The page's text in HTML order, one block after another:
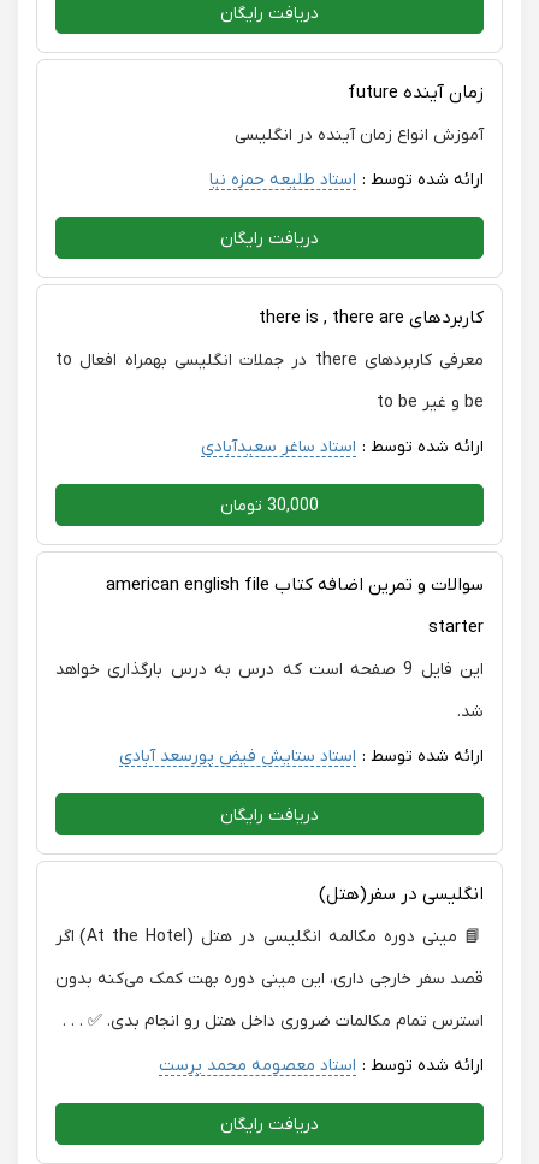
دریافت رایگان
زمان آینده future
آموزش انواع زمان آینده در انگلیسی
ارائه شده توسط : استاد طلیعه حمزه نیا
دریافت رایگان
کاربردهای there is , there are
معرفی کاربردهای there در جملات انگلیسی بهمراه افعال to
be و غیر to be
ارائه شده توسط : استاد ساغر سعیدآبادی
30,000 تومان
سوالات و تمرین اضافه کتاب american english file
starter
این فایل 9 صفحه است که درس به درس بارگذاری خواهد
شد.
ارائه شده توسط : استاد ستایش فیض پورسعد آبادی
دریافت رایگان
انگلیسی در سفر(هتل)
📘 مینی دوره مکالمه انگلیسی در هتل (At the Hotel) اگر
قصد سفر خارجی داری، این مینی دوره بهت کمک می‌کنه بدون
استرس تمام مکالمات ضروری داخل هتل رو انجام بدی. ✅ . . .
ارائه شده توسط : استاد معصومه محمد پرست
دریافت رایگان